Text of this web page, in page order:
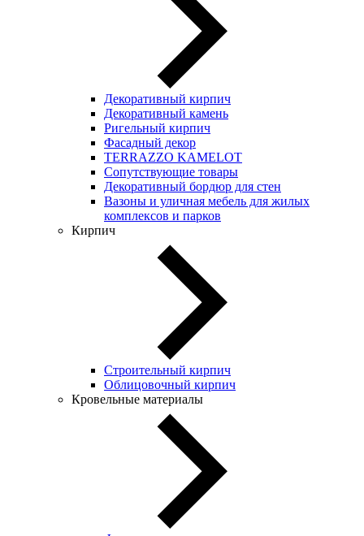
Декоративный кирпич
Декоративный камень
Ригельный кирпич
Фасадный декор
TERRAZZO KAMELOT
Сопутствующие товары
Декоративный бордюр для стен
Вазоны и уличная мебель для жилых
комплексов и парков
Кирпич
Строительный кирпич
Облицовочный кирпич
Кровельные материалы